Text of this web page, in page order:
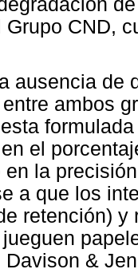
Grupo CND,
ausencia de
ambos
el
la
a que los
retención) y
Davison &